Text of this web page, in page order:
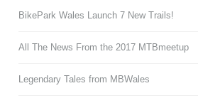
BikePark Wales Launch 7 New Trails!
All The News From the 2017 MTBmeetup
Legendary Tales from MBWales